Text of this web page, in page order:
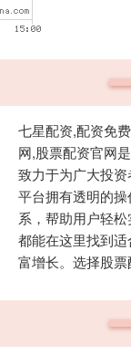
七星配资,配资免
网,股票配资官网
致力于为广大投资
平台拥有透明的
系，帮助用户轻
都能在这里找到
富增长。选择股